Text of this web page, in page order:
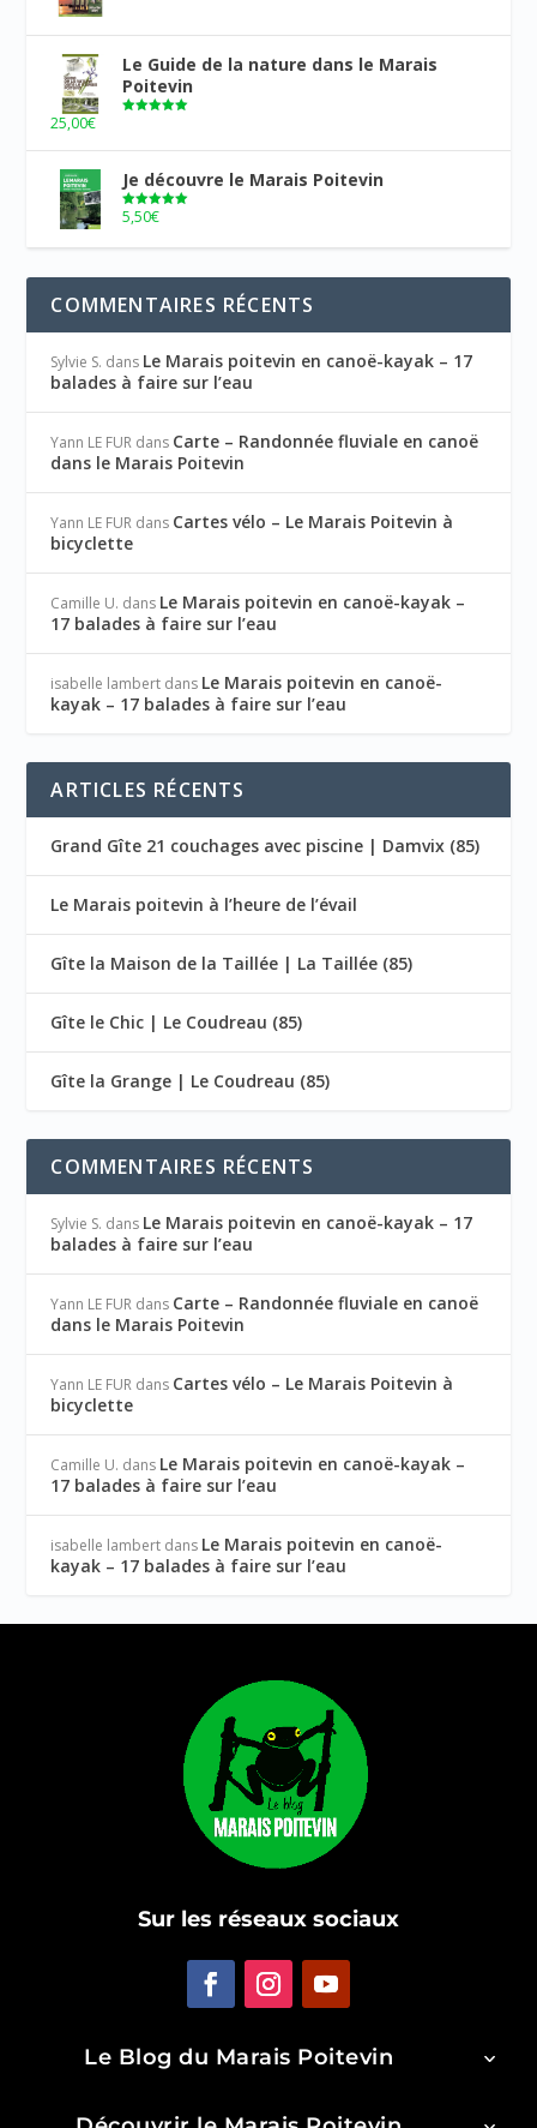
Le Guide de la nature dans le Marais
Poitevin
25,00€
Je découvre le Marais Poitevin
Note5.00
5,50€
COMMENTAIRES RÉCENTS
Sylvie S. dans Le Marais poitevin en canoë-kayak – 17
balades à faire sur l’eau
Yann LE FUR dans Carte – Randonnée fluviale en canoë
dans le Marais Poitevin
Yann LE FUR dans Cartes vélo – Le Marais Poitevin à
bicyclette
Camille U. dans Le Marais poitevin en canoë-kayak –
17 balades à faire sur l’eau
isabelle lambert dans Le Marais poitevin en canoë-
kayak – 17 balades à faire sur l’eau
ARTICLES RÉCENTS
Grand Gîte 21 couchages avec piscine | Damvix (85)
Le Marais poitevin à l’heure de l’évail
Gîte la Maison de la Taillée | La Taillée (85)
Gîte le Chic | Le Coudreau (85)
Gîte la Grange | Le Coudreau (85)
COMMENTAIRES RÉCENTS
Sylvie S. dans Le Marais poitevin en canoë-kayak – 17
balades à faire sur l’eau
Yann LE FUR dans Carte – Randonnée fluviale en canoë
dans le Marais Poitevin
Yann LE FUR dans Cartes vélo – Le Marais Poitevin à
bicyclette
Camille U. dans Le Marais poitevin en canoë-kayak –
17 balades à faire sur l’eau
isabelle lambert dans Le Marais poitevin en canoë-
kayak – 17 balades à faire sur l’eau
Sur les réseaux sociaux
Le Blog du Marais Poitevin